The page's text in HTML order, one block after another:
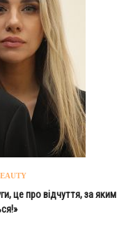
це про відчуття, за яким